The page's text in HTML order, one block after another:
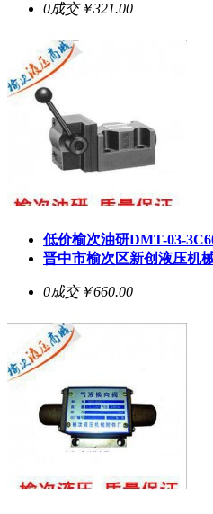
0成交￥321.00
低价榆次油研DMT-03-
晋中市榆次区新创液压机
0成交￥660.00